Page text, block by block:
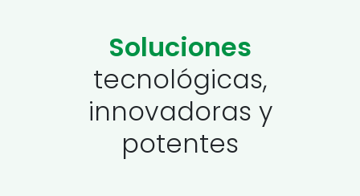
Soluciones
tecnológicas,
innovadoras y
potentes